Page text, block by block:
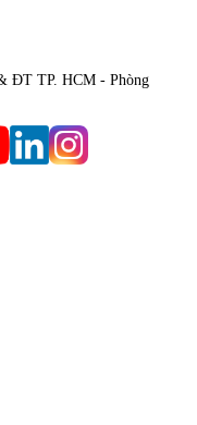
ĐT TP. HCM - Phòng